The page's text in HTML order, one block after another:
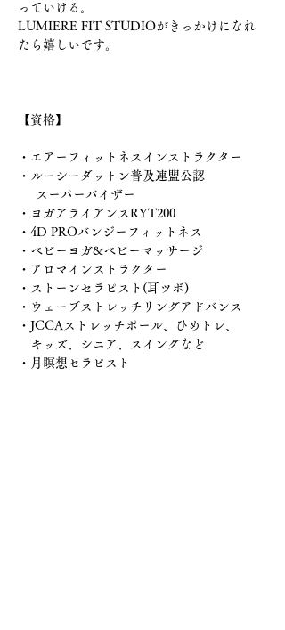
っていける。
LUMIERE FIT STUDIOがきっかけになれ
たら嬉しいです。
【資格】
・エアーフィットネスインストラクター
・ルーシーダットン普及連盟公認
     スーパーバイザー
・ヨガアライアンスRYT200
・4D PROバンジーフィットネス
・ベビーヨガ&ベビーマッサージ
・アロマインストラクター
・ストーンセラピスト(耳ツボ)
・ウェーブストレッチリングアドバンス
・JCCAストレッチポール、ひめトレ、
キッズ、シニア、スイングなど
・月瞑想セラピスト